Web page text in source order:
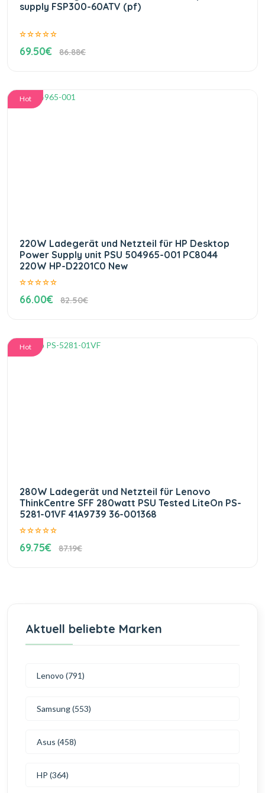
supply FSP300-60ATV (pf)
69.50€ 86.88€
Hot
220W Ladegerät und Netzteil für HP Desktop
Power Supply unit PSU 504965-001 PC8044
220W HP-D2201C0 New
66.00€ 82.50€
Hot
280W Ladegerät und Netzteil für Lenovo
ThinkCentre SFF 280watt PSU Tested LiteOn PS-
5281-01VF 41A9739 36-001368
69.75€ 87.19€
Aktuell beliebte Marken
Lenovo (791)
Samsung (553)
Asus (458)
HP (364)